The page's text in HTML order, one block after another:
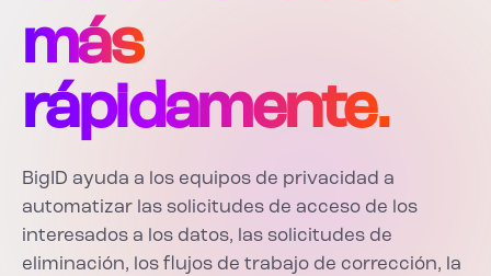
más
rápidamente.
BigID ayuda a los equipos de privacidad a
automatizar las solicitudes de acceso de los
interesados a los datos, las solicitudes de
eliminación, los flujos de trabajo de corrección, la